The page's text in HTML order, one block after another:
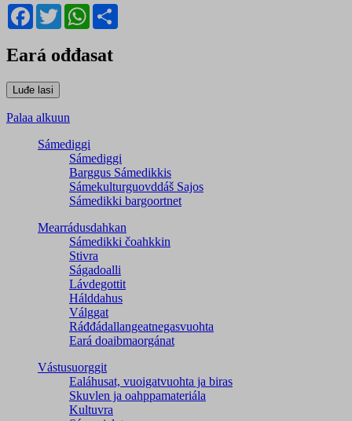
Facebook
TwitterWhatsApp
Eará ođđasat
Palaa alkuun
Sámediggi
Sámediggi
Barggus Sámedikkis
Sámekulturguovddáš Sajos
Sámedikki bargoortnet
Mearrádusdahkan
Sámedikki čoahkkin
Stivra
Ságadoalli
Lávdegottit
Hálddahus
Válggat
Ráđđádallangeatnegas­vuohta
Eará doaibmaorgánat
Vástusuorggit
Ealáhusat, vuoigatvuohta ja biras
Skuvlen ja oahppamateriála
Kultuvra